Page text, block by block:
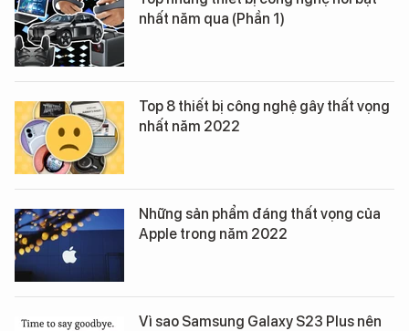
nhất năm qua (Phần 1)
Top 8 thiết bị công nghệ gây thất vọng
nhất năm 2022
Những sản phẩm đáng thất vọng của
Apple trong năm 2022
Vì sao Samsung Galaxy S23 Plus nên